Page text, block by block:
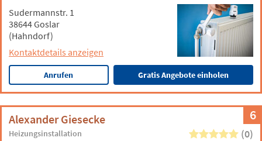
Sudermannstr. 1
38644 Goslar
(Hahndorf)
Kontaktdetails anzeigen
Anrufen Gratis Angebote einholen
6
Alexander Giesecke
Heizungsinstallation (0)